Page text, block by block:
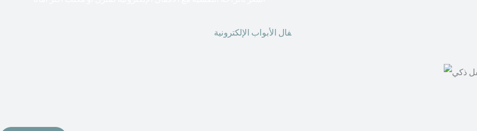
فال الأبواب الإلكترونية